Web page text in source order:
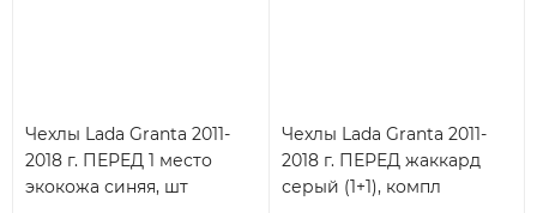
Чехлы Lada Granta 2011-
2018 г. ПЕРЕД 1 место
экокожа синяя, шт
Чехлы Lada Granta 2011-
2018 г. ПЕРЕД жаккард
серый (1+1), компл